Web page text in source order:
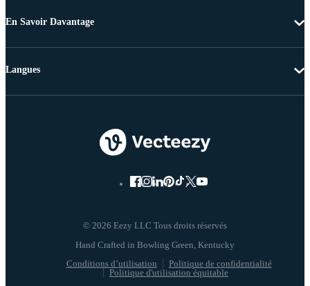
En Savoir Davantage
© 2026 Eezy LLC Tous droits réservés
Conditions d’utilisation
Politique de confidentialité
Politique d'utilisation équitable
Langues